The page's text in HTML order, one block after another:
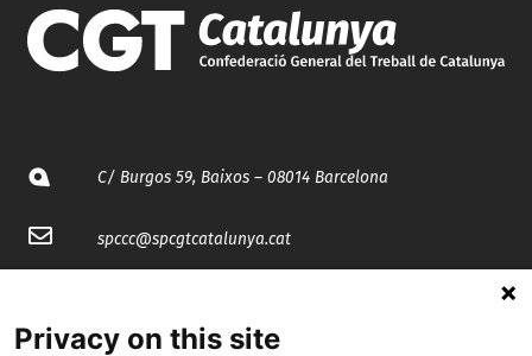
C/ Burgos 59, Baixos – 08014 Barcelona
spccc@spcgtcatalunya.cat
Privacy on this site